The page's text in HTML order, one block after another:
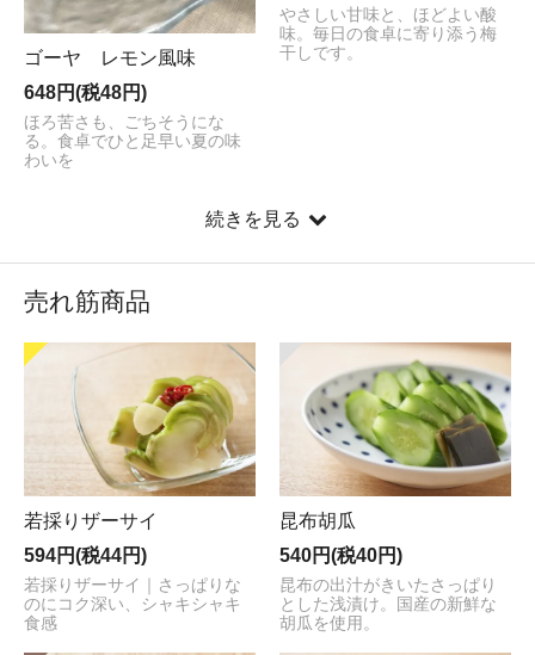
ゴーヤ レモン風味
648円(税48円)
ほろ苦さも、ごちそうにな
る。食卓でひと足早い夏の味
わいを
やさしい甘味と、ほどよい酸
味。毎日の食卓に寄り添う梅
干しです。
続きを見る
売れ筋商品
若採りザーサイ
594円(税44円)
若採りザーサイ｜さっぱりな
のにコク深い、シャキシャキ
食感
昆布胡瓜
540円(税40円)
昆布の出汁がきいたさっぱり
とした浅漬け。国産の新鮮な
胡瓜を使用。